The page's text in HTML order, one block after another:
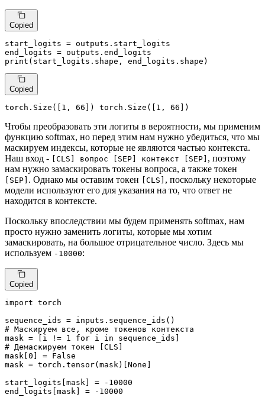
Copied
start_logits = outputs.start_logits
print (start_logits.shape, end_logits.shape)
Copied
torch.Size([ 1 , 66 ]) torch.Size([ 1 , 66 ])
Чтобы преобразовать эти логиты в вероятности, мы применим
функцию softmax, но перед этим нам нужно убедиться, что мы
маскируем индексы, которые не являются частью контекста.
Наш вход -
[CLS] вопрос [SEP] контекст [SEP] , поэтому
нам нужно замаскировать токены вопроса, а также токен
[SEP] . Однако мы оставим токен [CLS] , поскольку некоторые
модели используют его для указания на то, что ответ не
находится в контексте.
Поскольку впоследствии мы будем применять softmax, нам
просто нужно заменить логиты, которые мы хотим
замаскировать, на большое отрицательное число. Здесь мы
используем -10000:
Copied
import torch
# Маскируем все, кроме токенов контекста
mask = [i != 1 for i in
# Демаскируем токен [CLS]
mask[0 ] = False
mask = torch.tensor(mask)[None ]
start_logits[mask] = - 10000
end_logits[mask] = - 10000